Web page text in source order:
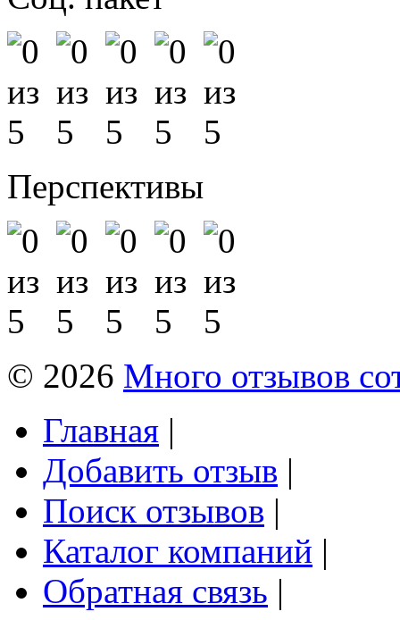
Перспективы
© 2026 Много отзывов
Главная |
Добавить отзыв |
Поиск отзывов |
Каталог компаний |
Обратная связь |